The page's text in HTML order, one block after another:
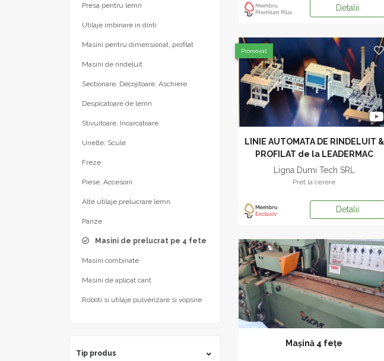
Presa pentru lemn
Utilaje imbinare in dinti
Masini pentru dimensionat, profilat
Masini de rindeluit
Sectionare, Decojitoare, Aschiere
Despicatoare de lemn
Stivuitoare, Incarcatoare
Unelte, Scule
Freze
Piese, Accesorii
Alte utilaje prelucrare lemn
Panze
Masini de prelucrat pe 4 fete
Masini combinate
Masini de aplicat cant
Roboti si utilaje pulverizare si vopsire
Tip produs
Detalii
LINIE AUTOMATA DE RINDELUIT &
PROFILAT de la LEADERMAC
Ligna Dumi Tech SRL
Pret la cerere
Detalii
Promovat
Mașină 4 fețe